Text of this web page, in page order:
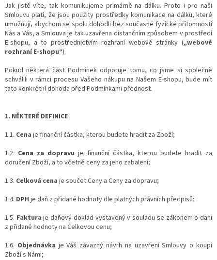
Jak jistě víte, tak komunikujeme primárně na dálku. Proto i pro naši
Smlouvu platí, že jsou použity prostředky komunikace na dálku, které
umožňují, abychom se spolu dohodli bez současné fyzické přítomnosti
Nás a Vás, a Smlouva je tak uzavřena distančním způsobem v prostředí
E-shopu, a to prostřednictvím rozhraní webové stránky („webové
rozhraní E-shopu“).
Pokud některá část Podmínek odporuje tomu, co jsme si společně
schválili v rámci procesu Vašeho nákupu na Našem E-shopu, bude mít
tato konkrétní dohoda před Podmínkami přednost.
1. NĚKTERÉ DEFINICE
1.1. Cena je finanční částka, kterou budete hradit za Zboží;
1.2. Cena za dopravu je finanční částka, kterou budete hradit za
doručení Zboží, a to včetně ceny za jeho zabalení;
1.3. Celková cena je součet Ceny a Ceny za dopravu;
1.4. DPH je daň z přidané hodnoty dle platných právních předpisů;
1.5. Faktura je daňový doklad vystavený v souladu se zákonem o dani
z přidané hodnoty na Celkovou cenu;
1.6. Objednávka je Váš závazný návrh na uzavření Smlouvy o koupi
Zboží s Námi;